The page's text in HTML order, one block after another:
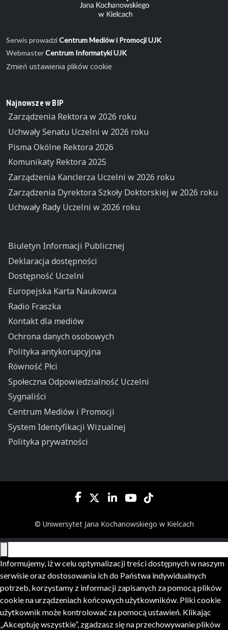
Serwis prowadziCentrum Mediów i Promocji UJK
WebmasterCentrum Informatyki UJK
Zmień ustawienia plików cookie
Najnowsze w BIP
Zarządzenia Rektora w 2026 roku
Uchwały Senatu Uczelni w 2026 roku
Pisma Okólne Rektora 2026
Komunikaty Rektora 2025
Zarządzenia Kanclerza Uczelni w 2026 roku
Zarządzenia Dyrektora Szkoły Doktorskiej w 2026 roku
Uchwały Rady Uczelni w 2026 roku
Biuletyn Informacji Publicznej
Deklaracja dostępności
Dostępność Uczelni
Europejska Karta Naukowca
Radio Fraszka
Kontakt dla mediów
Ochrona danych osobowych
Polityka antykorupcyjna
Równość Płci
Społeczna Odpowiedzialność Uczelni
Sygnaliści
Centrum Mediów i Promocji
System Identyfikacji Wizualnej
Polityka prywatności
© Uniwersytet Jana Kochanowskiego w Kielcach
Informujemy, iż w celu optymalizacji treści dostępnych w naszym
serwisie oraz dostosowania ich do Państwa indywidualnych
potrzeb, korzystamy z informacji zapisanych za pomocą plików
cookie na urządzeniach końcowych użytkowników. Pliki cookie
użytkownik może kontrolować za pomocą ustawień. Klikając
„Akceptuję wszystkie”, zgadzasz się na przechowywanie plików